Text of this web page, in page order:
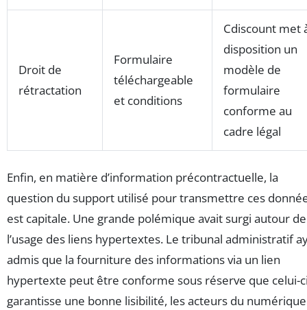
Droit de
rétractation
Formulaire
téléchargeable
et conditions
Cdiscount met
disposition un
modèle de
formulaire
conforme au
cadre légal
Enfin, en matière d’information précontractuelle, la
question du support utilisé pour transmettre ces
est capitale. Une grande polémique avait surgi autour de
l’usage des liens hypertextes. Le tribunal administratif
admis que la fourniture des informations via un lien
hypertexte peut être conforme sous réserve que celui-
garantisse une bonne lisibilité, les acteurs du numérique